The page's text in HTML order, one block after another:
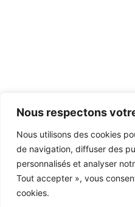
Nous respectons
Nous utilisons des cookies
de navigation, diffuser des
personnalisés et analyser
Tout accepter », vous
cookies.